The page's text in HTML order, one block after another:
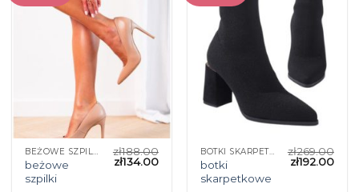
beżowe
szpilki
zł188.00
zł134.00
BOTKI SKARPETKOWE
botki
skarpetkowe
zł269.00
zł192.00